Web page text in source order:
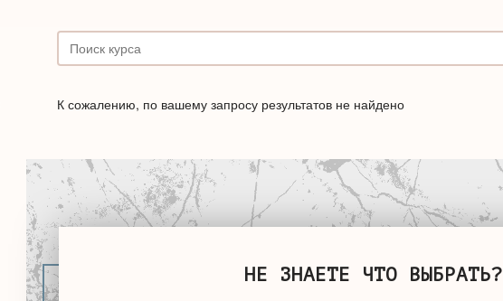
К сожалению, по вашему запросу результатов не найдено
НЕ ЗНАЕТЕ ЧТО ВЫБРАТЬ?